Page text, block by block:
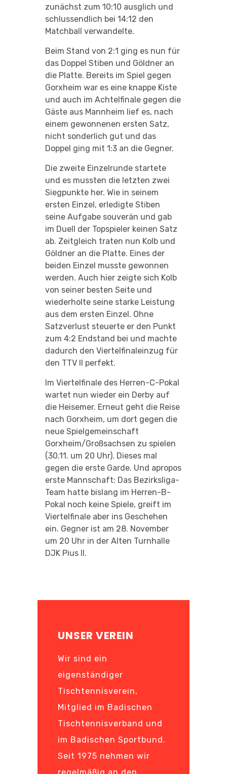
zunächst zum 10:10 ausglich und
schlussendlich bei 14:12 den
Matchball verwandelte.
Beim Stand von 2:1 ging es nun für
das Doppel Stiben und Göldner an
die Platte. Bereits im Spiel gegen
Gorxheim war es eine knappe Kiste
und auch im Achtelfinale gegen die
Gäste aus Mannheim lief es, nach
einem gewonnenen ersten Satz,
nicht sonderlich gut und das
Doppel ging mit 1:3 an die Gegner.
Die zweite Einzelrunde startete
und es mussten die letzten zwei
Siegpunkte her. Wie in seinem
ersten Einzel, erledigte Stiben
seine Aufgabe souverän und gab
im Duell der Topspieler keinen Satz
ab. Zeitgleich traten nun Kolb und
Göldner an die Platte. Eines der
beiden Einzel musste gewonnen
werden. Auch hier zeigte sich Kolb
von seiner besten Seite und
wiederholte seine starke Leistung
aus dem ersten Einzel. Ohne
Satzverlust steuerte er den Punkt
zum 4:2 Endstand bei und machte
dadurch den Viertelfinaleinzug für
den TTV II perfekt.
Im Viertelfinale des Herren-C-Pokal
wartet nun wieder ein Derby auf
die Heisemer. Erneut geht die Reise
nach Gorxheim, um dort gegen die
neue Spielgemeinschaft
Gorxheim/Großsachsen zu spielen
(30.11. um 20 Uhr). Dieses mal
gegen die erste Garde. Und apropos
erste Mannschaft: Das Bezirksliga-
Team hatte bislang im Herren-B-
Pokal noch keine Spiele, greift im
Viertelfinale aber ins Geschehen
ein. Gegner ist am 28. November
um 20 Uhr in der Alten Turnhalle
DJK Pius II.
UNSER VEREIN
Wir sind ein
eigenständiger
Tischtennisverein,
Mitglied im Badischen
Tischtennisverband und
im Badischen Sportbund.
Seit 1975 nehmen wir
regelmäßig an den